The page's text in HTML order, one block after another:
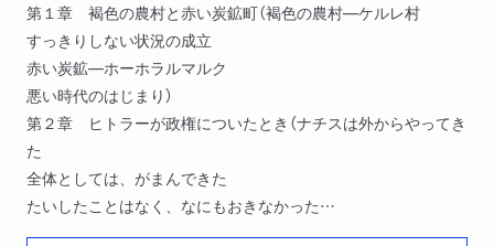
第１章 褐色の農村と赤い炭鉱町（褐色の農村―ケルレ村
すっきりしない状況の成立
赤い炭鉱―ホーホラルマルク
悪い時代のはじまり）
第２章 ヒトラーが政権についたとき（ナチスは外からやってき
た
全体としては、がまんできた
たいしたことはなく、なにもおきなかった
もう他人を信用できなくなった）